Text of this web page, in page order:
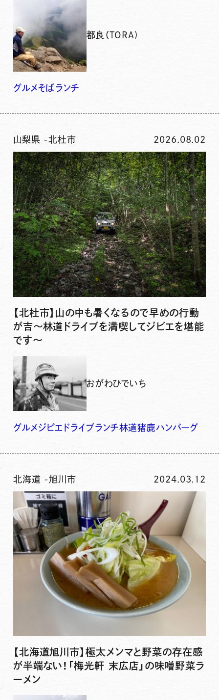
都良（TORA)
グルメそば ランチ
山梨県 -北杜市 2026.08.02
【北杜市】山の中も暑くなるので早めの行動
が吉〜林道ドライブを満喫してジビエを堪能
です〜
おがわひでいち
グルメ ジビエ ドライブランチ林道猪鹿ハンバーグ
北海道 -旭川市 2024.03.12
【北海道旭川市】極太メンマと野菜の存在感
が半端ない！「梅光軒 末広店」の味噌野菜ラ
ーメン